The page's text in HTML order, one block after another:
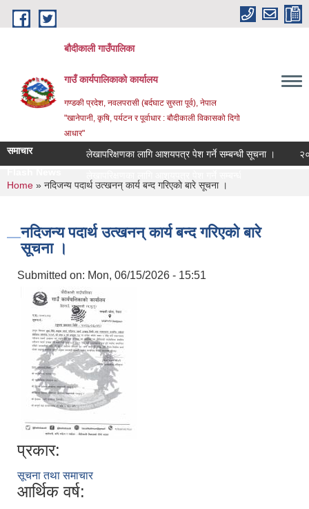
Skip to main content
बौदीकाली गाउँपालिका
गाउँ कार्यपालिकाको कार्यालय
गण्डकी प्रदेश, नवलपरासी (बर्दघाट सुस्ता पूर्व), नेपाल
"खानेपानी, कृषि, पर्यटन र पूर्वाधार : बौदीकाली विकासको दिगो
आधार"
समाचार लेखापरिक्षणका लागि आशयपत्र पेश गर्ने सम्बन्धी सूचना ।
२०८३
You are here
Home » नदिजन्य पदार्थ उत्खनन् कार्य बन्द गरिएको बारे सूचना ।
नदिजन्य पदार्थ उत्खनन् कार्य बन्द गरिएको बारे
सूचना ।
Submitted on: Mon, 06/15/2026 - 15:51
प्रकार:
सूचना तथा समाचार
आर्थिक वर्ष: